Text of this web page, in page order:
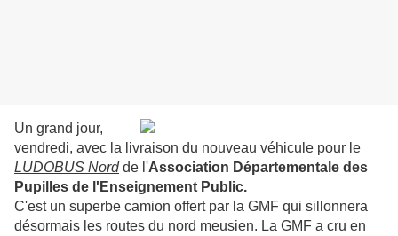
Un grand jour,
vendredi, avec la livraison du nouveau véhicule pour le
LUDOBUS Nordde l'Association Départementale des
Pupilles de l'Enseignement Public.
C'est un superbe camion offert par la GMF qui sillonnera
désormais les routes du nord meusien. La GMF a cru en